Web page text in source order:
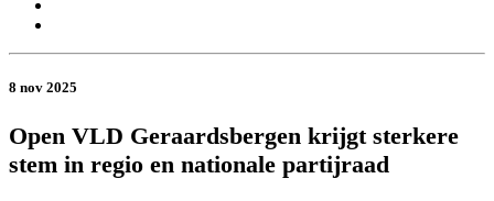
8 nov 2025
Open VLD Geraardsbergen krijgt sterkere
stem in regio en nationale partijraad